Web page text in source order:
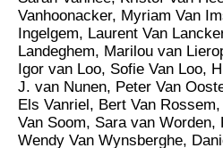
Vanhoonacker, Myriam Van
Ingelgem, Laurent Van
Landeghem, Marilou van
Igor van Loo, Sofie Van Loo,
J. van Nunen, Peter Van
Els Vanriel, Bert Van
Van Soom, Sara van Worden,
Wendy Van Wynsberghe,